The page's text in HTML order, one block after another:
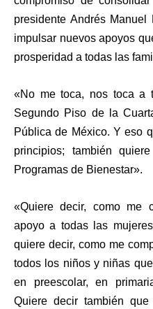
presidente Andrés
impulsar nuevos apoyos
prosperidad a todas las
«No me toca, nos toca a
Segundo Piso de la
Pública de México. Y eso
principios; también
Programas de Bienestar».
«Quiere decir, como me
apoyo a todas las
quiere decir, como me
todos los niños y niñas
en preescolar, en
Quiere decir también